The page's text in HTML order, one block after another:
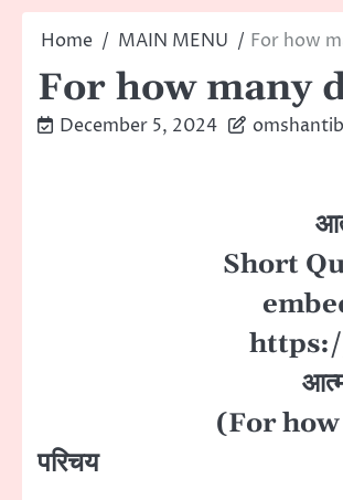
Home MAIN MENU For how
For how many
December 5, 2024
आत्मा कितने दिन
Short
embedyt]
https://
आत्मा कितने दिन
(For how many
परिचय